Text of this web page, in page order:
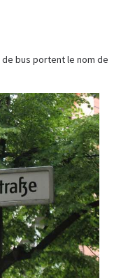
de bus portent le nom de